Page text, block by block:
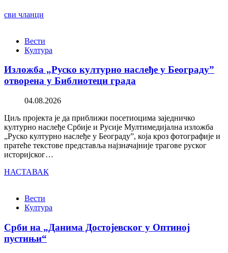
сви чланци
Вести
Култура
Изложба „Руско културно наслеђе у Београду”
отворена у Библиотеци града
04.08.2026
Циљ пројекта је да приближи посетиоцима заједничко
културно наслеђе Србије и Русије Мултимедијална изложба
„Руско културно наслеђе у Београду”, која кроз фотографије и
пратеће текстове представља најзначајније трагове руског
историјског…
НАСТАВАК
Вести
Култура
Срби на „Данима Достојевског у Оптиној
пустињи“